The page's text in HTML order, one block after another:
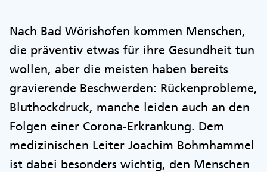
Nach Bad Wörishofen kommen Menschen,
die präventiv etwas für ihre Gesundheit tun
wollen, aber die meisten haben bereits
gravierende Beschwerden: Rückenprobleme,
Bluthockdruck, manche leiden auch an den
Folgen einer Corona-Erkrankung. Dem
medizinischen Leiter Joachim Bohmhammel
ist dabei besonders wichtig, den Menschen